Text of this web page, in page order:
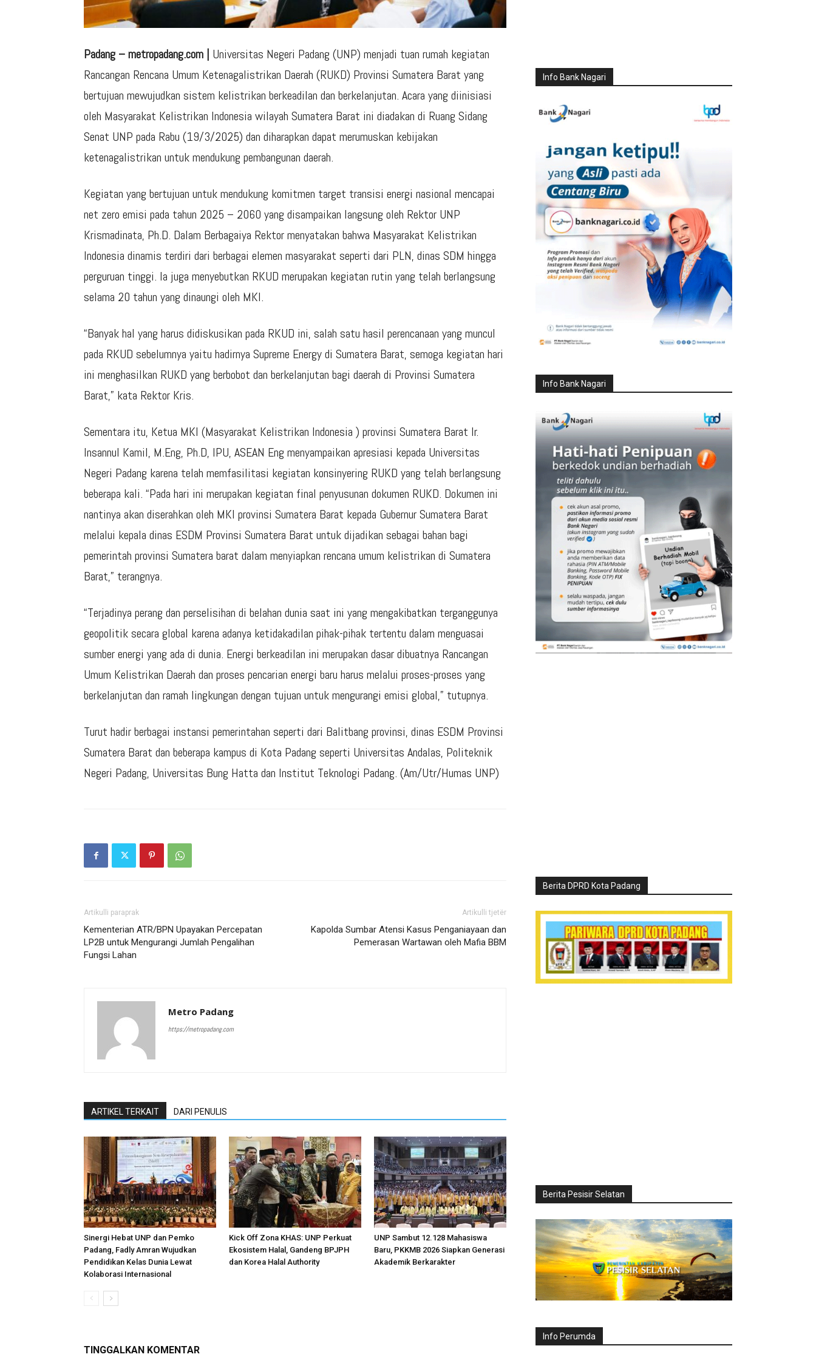
Padang – metropadang.com | Universitas Negeri Padang (UNP) menjadi tuan rumah kegiatan
Rancangan Rencana Umum Ketenagalistrikan Daerah (RUKD) Provinsi Sumatera Barat yang
bertujuan mewujudkan sistem kelistrikan berkeadilan dan berkelanjutan. Acara yang diinisiasi
oleh Masyarakat Kelistrikan Indonesia wilayah Sumatera Barat ini diadakan di Ruang Sidang
Senat UNP pada Rabu (19/3/2025) dan diharapkan dapat merumuskan kebijakan
ketenagalistrikan untuk mendukung pembangunan daerah.
Kegiatan yang bertujuan untuk mendukung komitmen target transisi energi nasional mencapai
net zero emisi pada tahun 2025 – 2060 yang disampaikan langsung oleh Rektor UNP
Krismadinata, Ph.D. Dalam Berbagaiya Rektor menyatakan bahwa Masyarakat Kelistrikan
Indonesia dinamis terdiri dari berbagai elemen masyarakat seperti dari PLN, dinas SDM hingga
perguruan tinggi. Ia juga menyebutkan RKUD merupakan kegiatan rutin yang telah berlangsung
selama 20 tahun yang dinaungi oleh MKI.
“Banyak hal yang harus didiskusikan pada RKUD ini, salah satu hasil perencanaan yang muncul
pada RKUD sebelumnya yaitu hadirnya Supreme Energy di Sumatera Barat, semoga kegiatan hari
ini menghasilkan RUKD yang berbobot dan berkelanjutan bagi daerah di Provinsi Sumatera
Barat,” kata Rektor Kris.
Sementara itu, Ketua MKI (Masyarakat Kelistrikan Indonesia ) provinsi Sumatera Barat Ir.
Insannul Kamil, M.Eng, Ph.D, IPU, ASEAN Eng menyampaikan apresiasi kepada Universitas
Negeri Padang karena telah memfasilitasi kegiatan konsinyering RUKD yang telah berlangsung
beberapa kali. “Pada hari ini merupakan kegiatan final penyusunan dokumen RUKD. Dokumen ini
nantinya akan diserahkan oleh MKI provinsi Sumatera Barat kepada Gubernur Sumatera Barat
melalui kepala dinas ESDM Provinsi Sumatera Barat untuk dijadikan sebagai bahan bagi
pemerintah provinsi Sumatera barat dalam menyiapkan rencana umum kelistrikan di Sumatera
Barat,” terangnya.
“Terjadinya perang dan perselisihan di belahan dunia saat ini yang mengakibatkan terganggunya
geopolitik secara global karena adanya ketidakadilan pihak-pihak tertentu dalam menguasai
sumber energi yang ada di dunia. Energi berkeadilan ini merupakan dasar dibuatnya Rancangan
Umum Kelistrikan Daerah dan proses pencarian energi baru harus melalui proses-proses yang
berkelanjutan dan ramah lingkungan dengan tujuan untuk mengurangi emisi global,” tutupnya.
Turut hadir berbagai instansi pemerintahan seperti dari Balitbang provinsi, dinas ESDM Provinsi
Sumatera Barat dan beberapa kampus di Kota Padang seperti Universitas Andalas, Politeknik
Negeri Padang, Universitas Bung Hatta dan Institut Teknologi Padang. (Am/Utr/Humas UNP)
Artikulli paraprak
Kementerian ATR/BPN Upayakan Percepatan
LP2B untuk Mengurangi Jumlah Pengalihan
Fungsi Lahan
Artikulli tjetër
Kapolda Sumbar Atensi Kasus Penganiayaan dan
Pemerasan Wartawan oleh Mafia BBM
Metro Padang
https://metropadang.com
ARTIKEL TERKAIT DARI PENULIS
Sinergi Hebat UNP dan Pemko
Padang, Fadly Amran Wujudkan
Pendidikan Kelas Dunia Lewat
Kolaborasi Internasional
Kick Off Zona KHAS: UNP Perkuat
Ekosistem Halal, Gandeng BPJPH
dan Korea Halal Authority
UNP Sambut 12.128 Mahasiswa
Baru, PKKMB 2026 Siapkan Generasi
Akademik Berkarakter
TINGGALKAN KOMENTAR
Info Bank Nagari
Info Bank Nagari
Berita DPRD Kota Padang
Berita Pesisir Selatan
Info Perumda